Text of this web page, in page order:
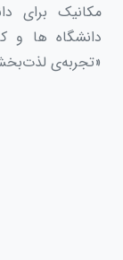
مکانیک برای
دانشگاه ها و
«تجربه‌ی